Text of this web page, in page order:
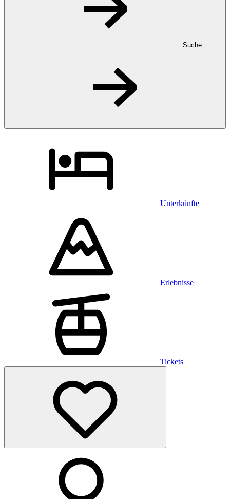
Suche
Unterkünfte
Erlebnisse
Tickets